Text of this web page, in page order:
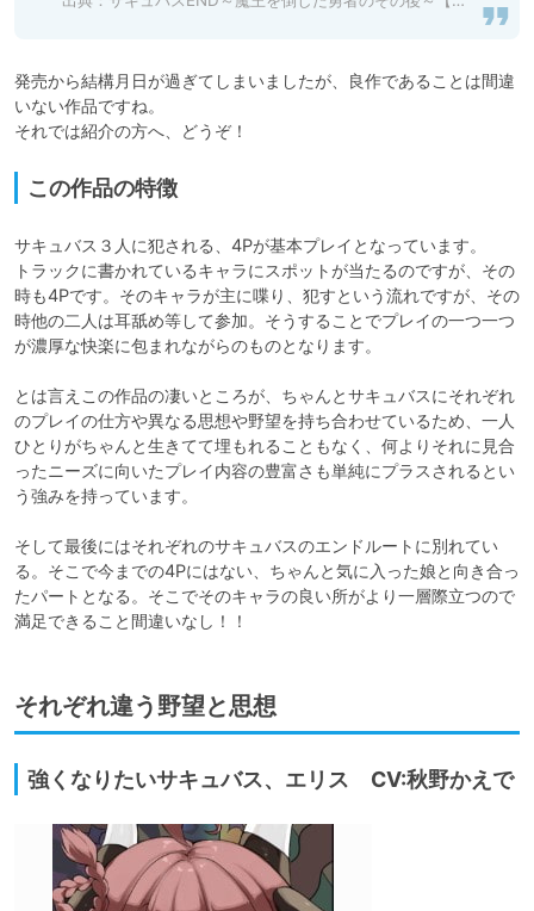
発売から結構月日が過ぎてしまいましたが、良作であることは間違
いない作品ですね。
それでは紹介の方へ、どうぞ！
この作品の特徴
サキュバス３人に犯される、4Pが基本プレイとなっています。
トラックに書かれているキャラにスポットが当たるのですが、その
時も4Pです。そのキャラが主に喋り、犯すという流れですが、その
時他の二人は耳舐め等して参加。そうすることでプレイの一つ一つ
が濃厚な快楽に包まれながらのものとなります。
とは言えこの作品の凄いところが、ちゃんとサキュバスにそれぞれ
のプレイの仕方や異なる思想や野望を持ち合わせているため、一人
ひとりがちゃんと生きてて埋もれることもなく、何よりそれに見合
ったニーズに向いたプレイ内容の豊富さも単純にプラスされるとい
う強みを持っています。
そして最後にはそれぞれのサキュバスのエンドルートに別れてい
る。そこで今までの4Pにはない、ちゃんと気に入った娘と向き合っ
たパートとなる。そこでそのキャラの良い所がより一層際立つので
満足できること間違いなし！！
それぞれ違う野望と思想
強くなりたいサキュバス、エリス CV:秋野かえで